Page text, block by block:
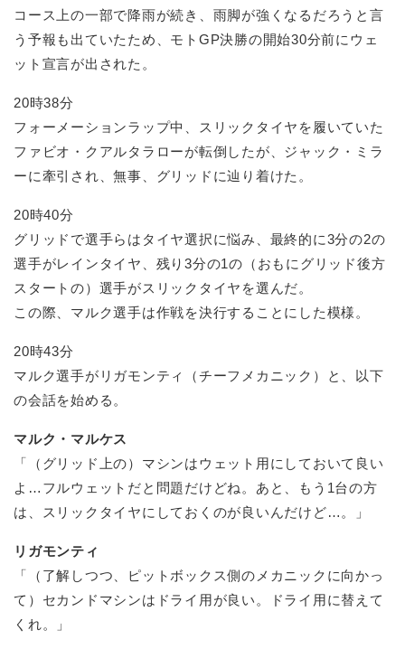
コース上の一部で降雨が続き、雨脚が強くなるだろうと言
う予報も出ていたため、モトGP決勝の開始30分前にウェ
ット宣言が出された。
20時38分
フォーメーションラップ中、スリックタイヤを履いていた
ファビオ・クアルタラローが転倒したが、ジャック・ミラ
ーに牽引され、無事、グリッドに辿り着けた。
20時40分
グリッドで選手らはタイヤ選択に悩み、最終的に3分の2の
選手がレインタイヤ、残り3分の1の（おもにグリッド後方
スタートの）選手がスリックタイヤを選んだ。
この際、マルク選手は作戦を決行することにした模様。
20時43分
マルク選手がリガモンティ（チーフメカニック）と、以下
の会話を始める。
マルク・マルケス
「（グリッド上の）マシンはウェット用にしておいて良い
よ…フルウェットだと問題だけどね。あと、もう1台の方
は、スリックタイヤにしておくのが良いんだけど…。」
リガモンティ
「（了解しつつ、ピットボックス側のメカニックに向かっ
て）セカンドマシンはドライ用が良い。ドライ用に替えて
くれ。」